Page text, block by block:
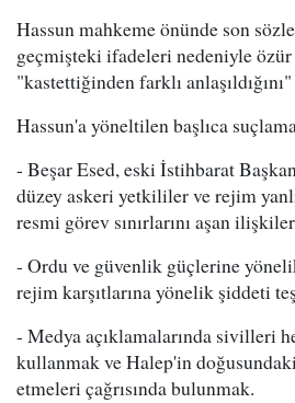
Hassun mahkeme önünde son
geçmişteki ifadeleri nedeniyle
"kastettiğinden farklı
Hassun'a yöneltilen başlıca
- Beşar Esed, eski İstihbarat
düzey askeri yetkililer ve rejim
resmi görev sınırlarını aşan
- Ordu ve güvenlik güçlerine
rejim karşıtlarına yönelik şiddeti
- Medya açıklamalarında sivilleri
kullanmak ve Halep'in
etmeleri çağrısında bulunmak.